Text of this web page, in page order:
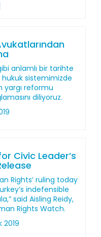
anlamlı bir tarihte
hukuk sistemimizde
yargı reformu
diliyoruz.
Civic Leader’s
Rights’ ruling today
indefensible
said Aisling Reidy,
Rights Watch.
2019